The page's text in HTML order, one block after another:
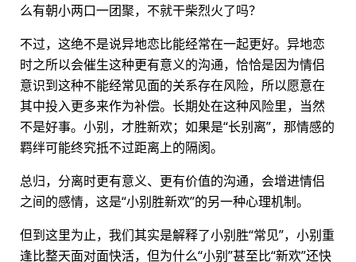
么有朝小两口一团聚，不就干柴烈火了吗？
不过，这绝不是说异地恋比能经常在一起更好。异地恋
时之所以会催生这种更有意义的沟通，恰恰是因为情侣
意识到这种不能经常见面的关系存在风险，所以愿意在
其中投入更多来作为补偿。长期处在这种风险里，当然
不是好事。小别，才胜新欢；如果是“长别离”，那情感的
羁绊可能终究抵不过距离上的隔阂。
总归，分离时更有意义、更有价值的沟通，会增进情侣
之间的感情，这是“小别胜新欢”的另一种心理机制。
但到这里为止，我们其实是解释了小别胜“常见”，小别重
逢比整天面对面快活，但为什么“小别”甚至比“新欢”还快